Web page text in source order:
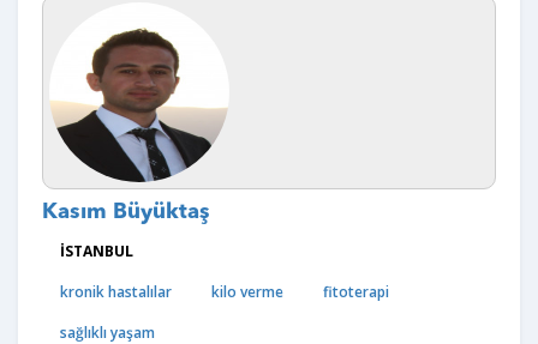
Kasım Büyüktaş
İSTANBUL
kronik hastalılar
kilo verme
fitoterapi
sağlıklı yaşam